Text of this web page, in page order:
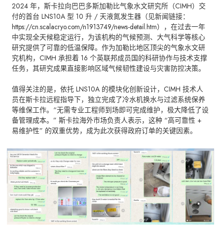
2024 年，斯卡拉向巴巴多斯加勒比气象水文研究所（CIMH）交
付的首台 LNS10A 型 10 升 / 天液氮发生器（见新闻链接：
https://cn.scalacryo.com/n1913749/news-detail.htm），在过去一年
中实现全天候稳定运行，为该机构的气候预测、大气科学等核心
研究提供了可靠的低温保障。作为加勒比地区顶尖的气象水文研
究机构，CIMH 承担着 16 个英联邦成员国的科研协作与技术支撑
任务，其研究成果直接影响区域气候韧性建设与灾害防控决策。
值得关注的是，依托 LNS10A 的模块化创新设计，CIMH 技术人
员在斯卡拉远程指导下，独立完成了冷水机换水与过滤系统保养
等维保工作。“无需专业工程师到场即可完成维护，极大降低了设
备管理成本。” 斯卡拉海外市场负责人表示，这种 “高可靠性 +
易维护性” 的双重优势，成为此次获得政府订单的关键因素。